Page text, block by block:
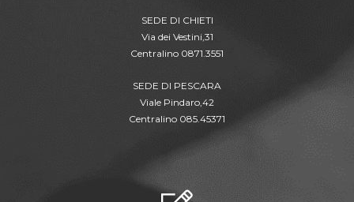
SEDE DI CHIETI
Via dei Vestini,31
Centralino 0871.3551
SEDE DI PESCARA
Viale Pindaro,42
Centralino 085.45371